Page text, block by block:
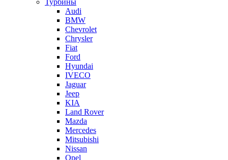
Турбины
Audi
BMW
Chevrolet
Chrysler
Fiat
Ford
Hyundai
IVECO
Jaguar
Jeep
KIA
Land Rover
Mazda
Mercedes
Mitsubishi
Nissan
Opel